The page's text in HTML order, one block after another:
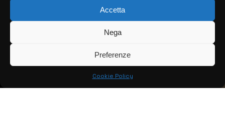
Accetta
Nega
Preferenze
Cookie Policy